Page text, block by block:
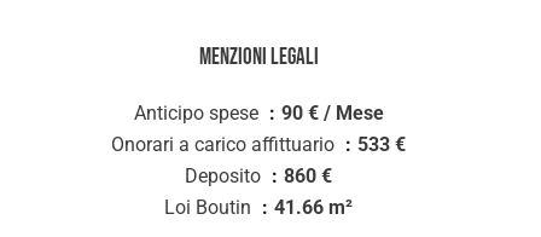
Menzioni legali
Anticipo spese
90 € / Mese
Onorari a carico affittuario
533 €
Deposito
860 €
Loi Boutin
41.66 m²